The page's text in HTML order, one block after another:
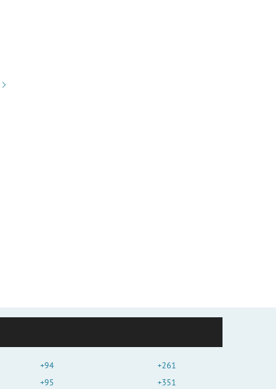
+94
+95
+261
+351